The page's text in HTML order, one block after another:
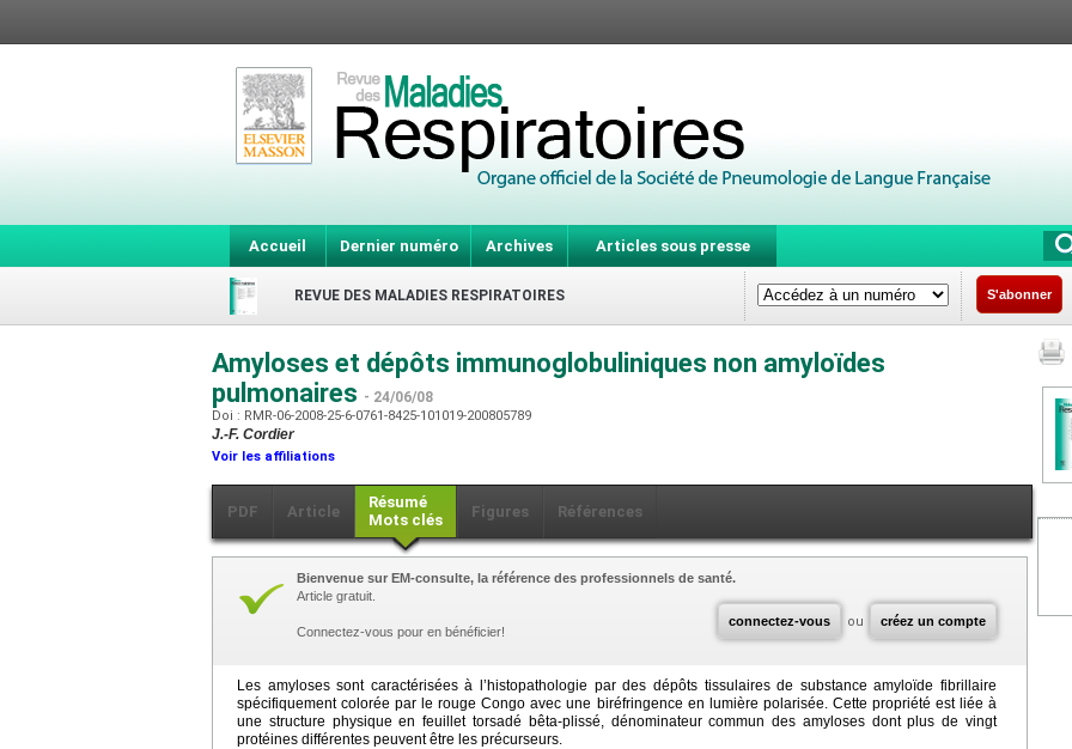
Accueil Dernier numéro Archives Articles sous presse
REVUE DES MALADIES RESPIRATOIRES S'abonner
Amyloses et dépôts immunoglobuliniques non amyloïdes
pulmonaires - 24/06/08
Doi : RMR-06-2008-25-6-0761-8425-101019-200805789
J.-F. Cordier
Voir les affiliations
PDF Article
Résumé
Mots clés
Figures Références
connectez-vous ou créez un compte
Bienvenue sur EM-consulte, la référence des professionnels de santé.
Article gratuit.
Connectez-vous pour en bénéficier!
Les amyloses sont caractérisées à l’histopathologie par des dépôts tissulaires de substance amyloïde fibrillaire
spécifiquement colorée par le rouge Congo avec une biréfringence en lumière polarisée. Cette propriété est liée à
une structure physique en feuillet torsadé bêta-plissé, dénominateur commun des amyloses dont plus de vingt
protéines différentes peuvent être les précurseurs.